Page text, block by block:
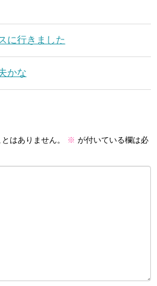
に行きました
かな
はありません。 ※ が付いている欄は必